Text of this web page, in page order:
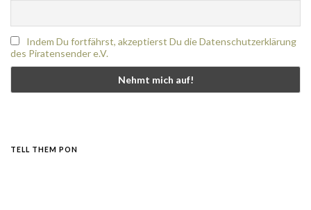
Indem Du fortfährst, akzeptierst Du die Datenschutzerklärung
des Piratensender e.V.
TELL THEM PON